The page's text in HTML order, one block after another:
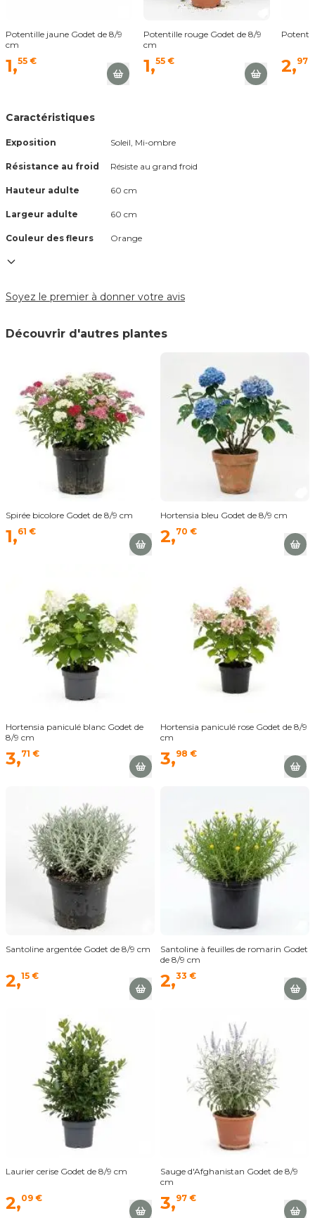
Potentille jaune Godet de 8/9
cm
1,55 €
Potentille rouge Godet de 8/9
cm
1,55 € 2,97
Caractéristiques
Exposition Soleil, Mi-ombre
Résistance au froid Résiste au grand froid
Hauteur adulte 60 cm
Largeur adulte 60 cm
Couleur des fleurs orange
Soyez le premier à donner votre avis
Découvrir d'autres plantes
Spirée bicolore Godet de 8/9 cm
1,61 €
Hortensia bleu Godet de 8/9 cm
2,70 €
Hortensia paniculé blanc Godet de
8/9 cm
3,71 €
Hortensia paniculé rose Godet de 8/9
cm
3,98 €
Santoline argentée Godet de 8/9 cm
2,15 €
Santoline à feuilles de romarin Godet
de 8/9 cm
2,33 €
Laurier cerise Godet de 8/9 cm
2,09 €
Sauge d'Afghanistan Godet de 8/9
cm
3,97 €